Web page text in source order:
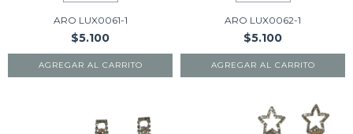
ARO LUX0061-1
$5.100
AGREGAR AL CARRITO
ARO LUX0062-1
$5.100
AGREGAR AL CARRITO